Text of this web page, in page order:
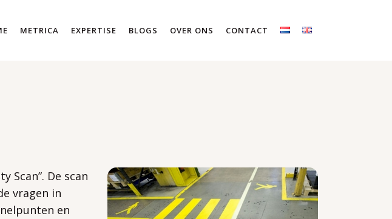
METRICA EXPERTISE BLOGS OVER ONS CONTACT
Scan”. De scan
vragen in
en